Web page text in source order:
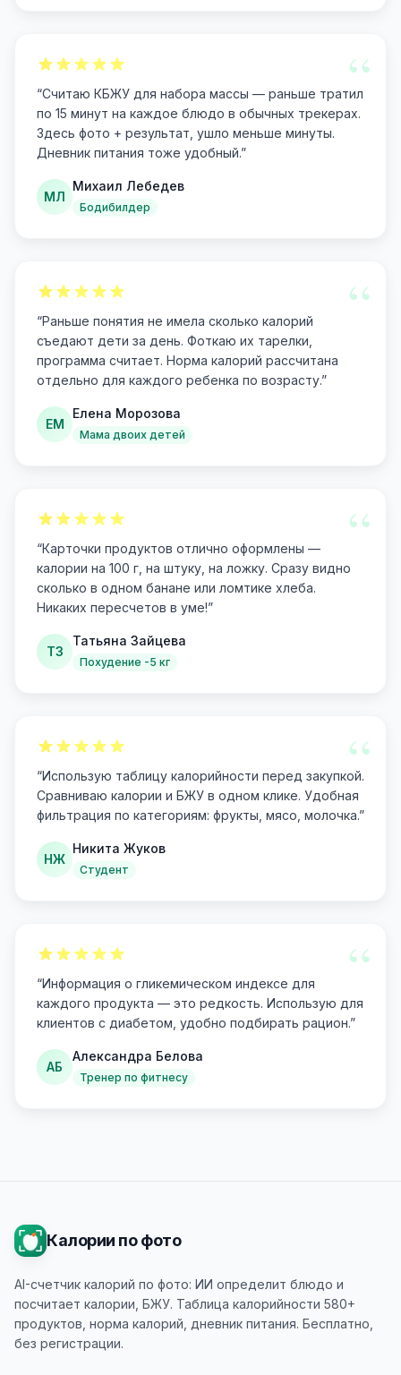
“
“Считаю КБЖУ для набора массы — раньше тратил
по 15 минут на каждое блюдо в обычных трекерах.
Здесь фото + результат, ушло меньше минуты.
Дневник питания тоже удобный.”
МЛ
Михаил Лебедев
Бодибилдер
“
“Раньше понятия не имела сколько калорий
съедают дети за день. Фоткаю их тарелки,
программа считает. Норма калорий рассчитана
отдельно для каждого ребенка по возрасту.”
ЕМ
Елена Морозова
Мама двоих детей
“
“Карточки продуктов отлично оформлены —
калории на 100 г, на штуку, на ложку. Сразу видно
сколько в одном банане или ломтике хлеба.
Никаких пересчетов в уме!”
ТЗ
Татьяна Зайцева
Похудение -5 кг
“
“Использую таблицу калорийности перед закупкой.
Сравниваю калории и БЖУ в одном клике. Удобная
фильтрация по категориям: фрукты, мясо, молочка.”
НЖ
Никита Жуков
Студент
“
“Информация о гликемическом индексе для
каждого продукта — это редкость. Использую для
клиентов с диабетом, удобно подбирать рацион.”
АБ
Александра Белова
Тренер по фитнесу
Калории по фото
AI-счетчик калорий по фото: ИИ определит блюдо и
посчитает калории, БЖУ. Таблица калорийности 580+
продуктов, норма калорий, дневник питания. Бесплатно,
без регистрации.